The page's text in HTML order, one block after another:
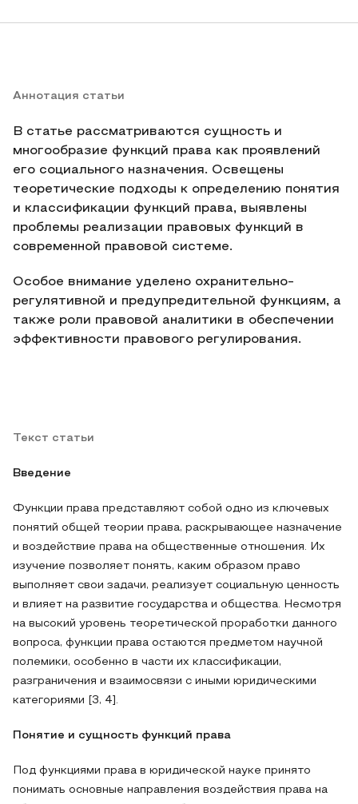
Аннотация статьи
В статье рассматриваются сущность и
многообразие функций права как проявлений
его социального назначения. Освещены
теоретические подходы к определению понятия
и классификации функций права, выявлены
проблемы реализации правовых функций в
современной правовой системе.
Особое внимание уделено охранительно-
регулятивной и предупредительной функциям, а
также роли правовой аналитики в обеспечении
эффективности правового регулирования.
Текст статьи
Введение
Функции права представляют собой одно из ключевых
понятий общей теории права, раскрывающее назначение
и воздействие права на общественные отношения. Их
изучение позволяет понять, каким образом право
выполняет свои задачи, реализует социальную ценность
и влияет на развитие государства и общества. Несмотря
на высокий уровень теоретической проработки данного
вопроса, функции права остаются предметом научной
полемики, особенно в части их классификации,
разграничения и взаимосвязи с иными юридическими
категориями [3, 4].
Понятие и сущность функций права
Под функциями права в юридической науке принято
понимать основные направления воздействия права на